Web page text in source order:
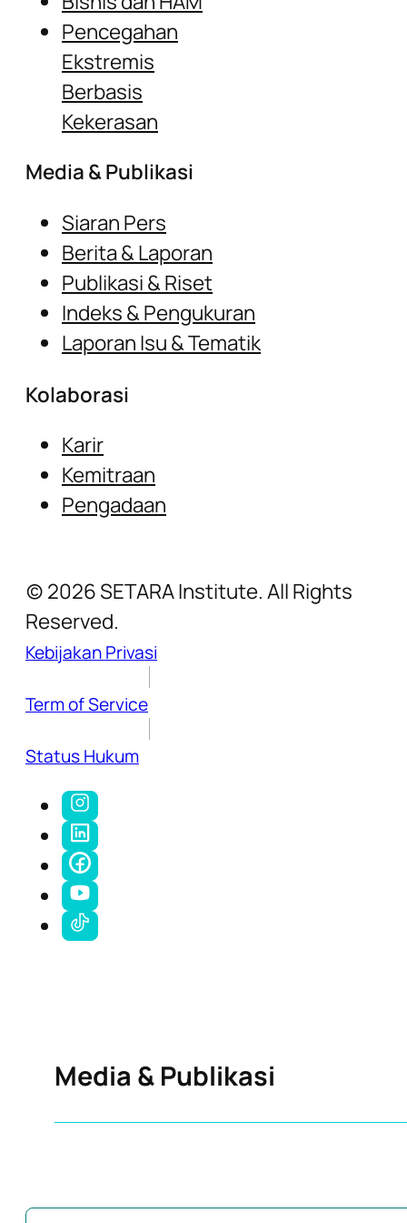
Pencegahan
Ekstremis
Berbasis
Kekerasan
Media & Publikasi
Siaran Pers
Berita & Laporan
Publikasi & Riset
Indeks & Pengukuran
Laporan Isu & Tematik
Kolaborasi
Karir
Kemitraan
Pengadaan
(c) 2026 SETARA Institute. All Rights
Reserved.
Kebijakan Privasi
Term of Service
Status Hukum
Media & Publikasi